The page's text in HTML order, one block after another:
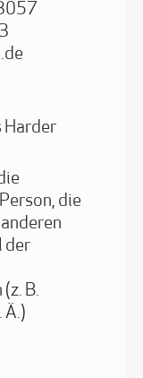
Harder
die
der
B.
Ä.)